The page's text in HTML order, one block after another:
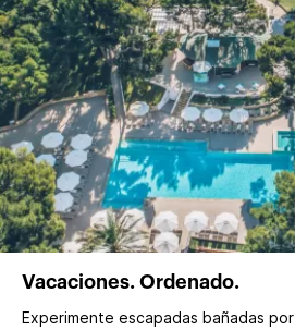
Vacaciones. Ordenado.
Experimente escapadas bañadas